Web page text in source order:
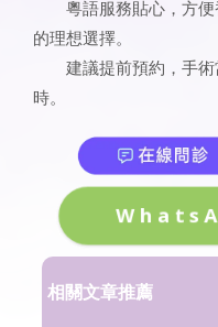
粵語服務貼心，方
的理想選擇。
建議提前預約，手
時。
相關文章推薦